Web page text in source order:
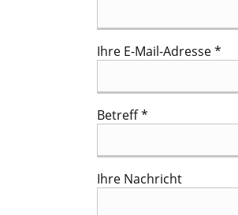
Ihre E-Mail-Adresse *
Betreff *
Ihre Nachricht